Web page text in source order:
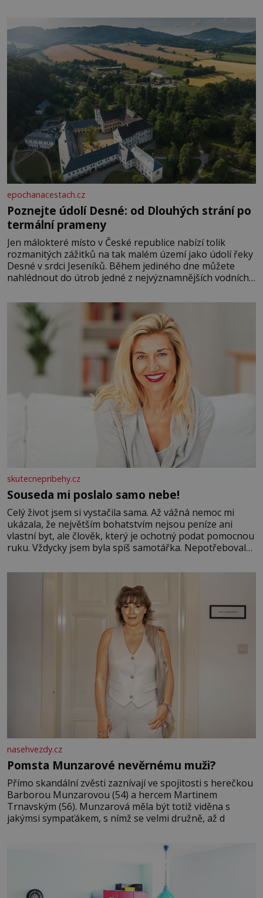
Je to opravdu tak, s věkem jako kdyby se paměť
rozhodla stávkovat. Cvičte
epochanacestach.cz
Poznejte údolí Desné: od Dlouhých strání po
termální prameny
Jen málokteré místo v České republice nabízí tolik
rozmanitých zážitků na tak malém území jako údolí řeky
Desné v srdci Jeseníků. Během jediného dne můžete
nahlédnout do útrob jedné z nejvýznamnějších vodních
se na koloběžce a den zakončit poznáváním památek ve
Velkých Losinách nebo v termálním
skutecnepribehy.cz
Souseda mi poslalo samo nebe!
Celý život jsem si vystačila sama. Až vážná nemoc mi
ukázala, že největším bohatstvím nejsou peníze ani
vlastní byt, ale člověk, který je ochotný podat pomocnou
ruku. Vždycky jsem byla spíš samotářka. Nepotřebovala
mi knihy, práce a hlavně klid. Hned po studiích jsem
nasehvezdy.cz
Pomsta Munzarové nevěrnému muži?
Přímo skandální zvěsti zaznívají ve spojitosti s herečkou
Barborou Munzarovou (54) a hercem Martinem
Trnavským (56). Munzarová měla být totiž viděna s
jakýmsi sympaťákem, s nímž se velmi družně, až d